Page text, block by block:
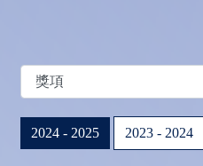
2024 - 2025 2023 - 2024